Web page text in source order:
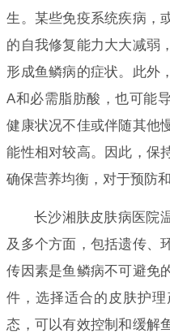
生。某些免疫系统疾病，
的自我修复能力大大减弱
形成鱼鳞病的症状。此外
A和必需脂肪酸，也可能
健康状况不佳或伴随其他
能性相对较高。因此，保
确保营养均衡，对于预防
长沙湘肤皮肤病医院
及多个方面，包括遗传、
传因素是鱼鳞病不可避免
件，选择适合的皮肤护
态，可以有效控制和缓解